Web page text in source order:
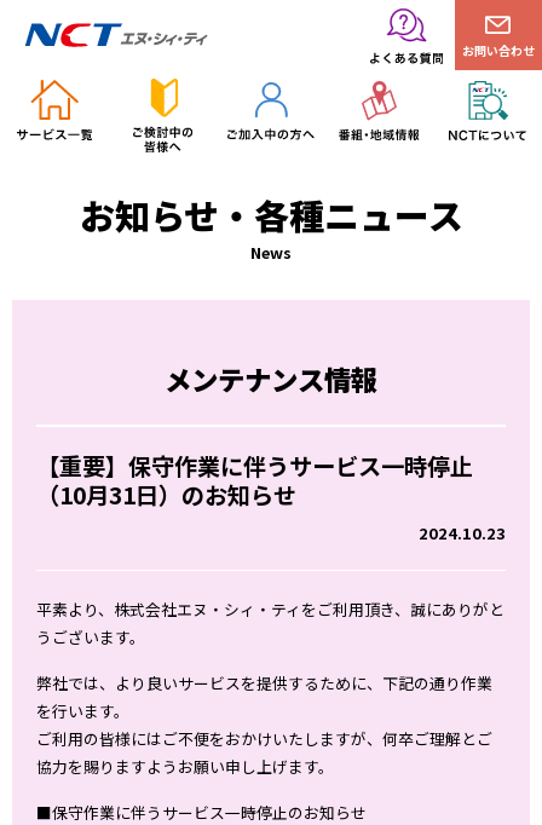
お問い合わせ
お知らせ・各種ニュース
News
メンテナンス情報
【重要】保守作業に伴うサービス一時停止
（10月31日）のお知らせ
2024.10.23
平素より、株式会社エヌ・シィ・ティをご利用頂き、誠にありがと
うございます。
弊社では、より良いサービスを提供するために、下記の通り作業
を行います。
ご利用の皆様にはご不便をおかけいたしますが、何卒ご理解とご
協力を賜りますようお願い申し上げます。
■保守作業に伴うサービス一時停止のお知らせ